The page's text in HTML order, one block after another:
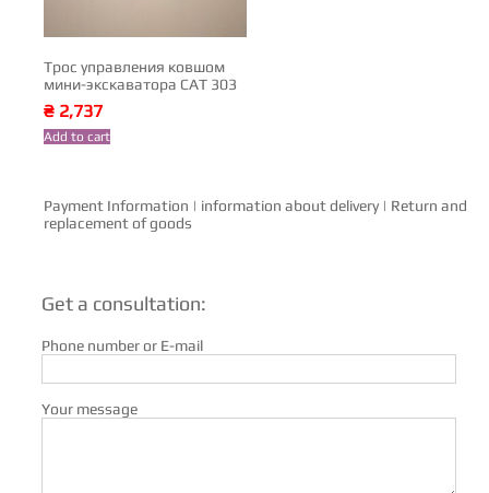
Трос управления ковшом
мини-экскаватора СAT 303
₴ 2,737
Add to cart
Payment Information | information about delivery| Return and
replacement of goods
Get a consultation:
Phone number or E-mail
Your message